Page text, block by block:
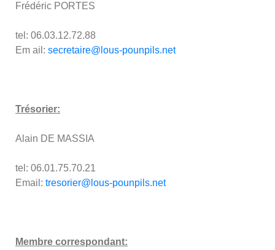
Frédéric PORTES
tel: 06.03.12.72.88
Em ail: secretaire@lous-pounpils.net
Trésorier:
Alain DE MASSIA
tel: 06.01.75.70.21
Email: tresorier@lous-pounpils.net
Membre correspondant: